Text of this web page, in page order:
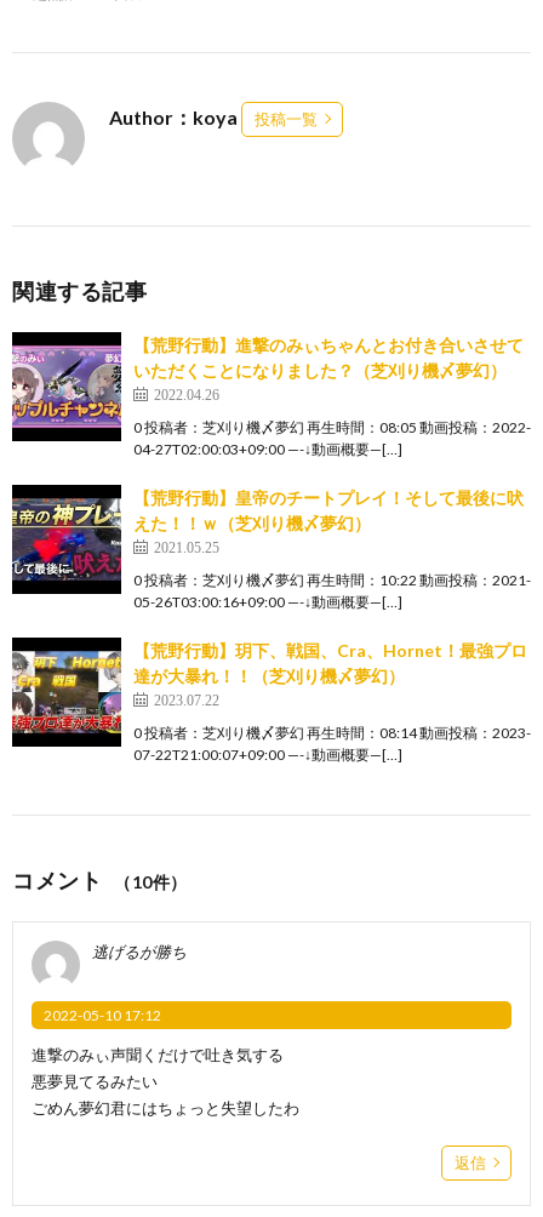
Author：koya 投稿一覧
関連する記事
【荒野行動】進撃のみぃちゃんとお付き合いさせて
いただくことになりました？（芝刈り機〆夢幻）
2022.04.26
0 投稿者：芝刈り機〆夢幻 再生時間：08:05 動画投稿：2022-
04-27T02:00:03+09:00 —-↓動画概要—[…]
【荒野行動】皇帝のチートプレイ！そして最後に吠
えた！！ｗ（芝刈り機〆夢幻）
2021.05.25
0 投稿者：芝刈り機〆夢幻 再生時間：10:22 動画投稿：2021-
05-26T03:00:16+09:00 —-↓動画概要—[…]
【荒野行動】玥下、戦国、Cra、Hornet！最強プロ
達が大暴れ！！（芝刈り機〆夢幻）
2023.07.22
0 投稿者：芝刈り機〆夢幻 再生時間：08:14 動画投稿：2023-
07-22T21:00:07+09:00 —-↓動画概要—[…]
コメント （10件）
逃げるが勝ち
2022-05-10 17:12
進撃のみぃ声聞くだけで吐き気する
悪夢見てるみたい
ごめん夢幻君にはちょっと失望したわ
返信